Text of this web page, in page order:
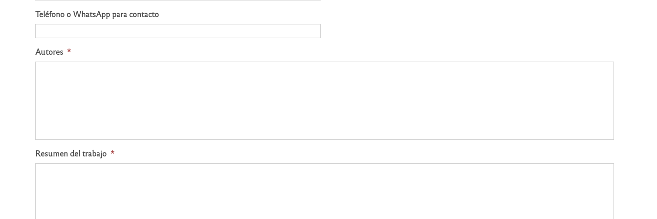
Teléfono o WhatsApp para contacto
Autores *
Resumen del trabajo *